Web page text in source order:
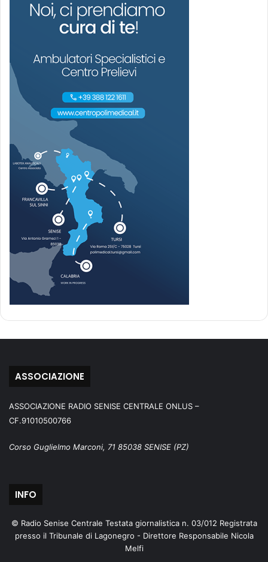
ASSOCIAZIONE
ASSOCIAZIONE RADIO SENISE CENTRALE ONLUS –
CF.91010500766
Corso Guglielmo Marconi, 71 85038 SENISE (PZ)
INFO
© Radio Senise Centrale Testata giornalistica n. 03/012 Registrata
presso il Tribunale di Lagonegro - Direttore Responsabile Nicola
Melfi